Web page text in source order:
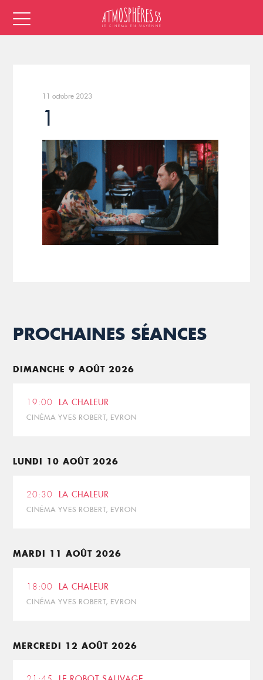
11 octobre 2023
1
PROCHAINES SÉANCES
DIMANCHE 9 AOÛT 2026
19:00 LA CHALEUR
CINÉMA YVES ROBERT, EVRON
LUNDI 10 AOÛT 2026
20:30 LA CHALEUR
CINÉMA YVES ROBERT, EVRON
MARDI 11 AOÛT 2026
18:00 LA CHALEUR
CINÉMA YVES ROBERT, EVRON
MERCREDI 12 AOÛT 2026